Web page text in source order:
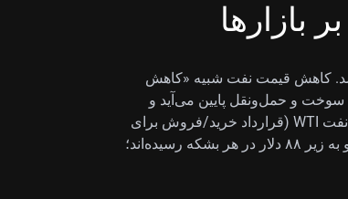
بازارها
کاهش قیمت نفت شبیه «کاهش
و حمل‌ونقل پایین می‌آید و
می‌تواند چشم‌انداز سودآوری شرکت‌ها را بهتر کند. قراردادهای آتی نفت WTI (قرارداد خرید/فروش برای
تحویل در آینده) با اتکا به همین امیدها بیش از ۵٪ عقب‌نشینی کرده و به زیر ۸۸ دلار در هر بشکه رسیده‌اند؛